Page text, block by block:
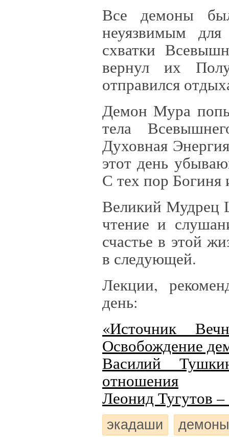
Все демоны
неуязвимым
схватки
вернул их
отправился
Демон Мура
тела
Духовная
этот день
С тех пор Богиня
Великий Мудрец
чтение и
счастье в этой
в следующей.
Лекции,
день:
«Источник
Освобождение
Василий
отношения
Леонид Тугутов –
экадаши